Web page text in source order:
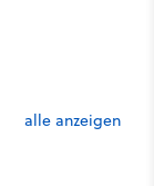
alle anzeigen